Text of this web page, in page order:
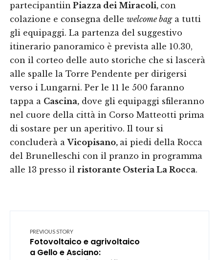
partecipantiin Piazza dei Miracoli, con
colazione e consegna delle welcome baga tutti
gli equipaggi. La partenza del suggestivo
itinerario panoramico è prevista alle 10.30,
con il corteo delle auto storiche che si lascerà
alle spalle la Torre Pendente per dirigersi
verso i Lungarni. Per le 11 le 500 faranno
tappa a Cascina, dove gli equipaggi sfileranno
nel cuore della città in Corso Matteotti prima
di sostare per un aperitivo. Il tour si
concluderà aVicopisano, ai piedi della Rocca
del Brunelleschi con il pranzo in programma
alle 13 presso il ristorante Osteria La Rocca.
PREVIOUS STORY
Fotovoltaico e agrivoltaico
a Gello e Asciano: